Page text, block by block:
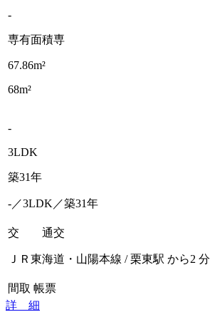
-
専有面積専
67.86m²
68m²
-
3LDK
築31年
-／3LDK／築31年
交 通交
ＪＲ東海道・山陽本線 / 栗東駅 から2 分
間取 帳票
詳 細